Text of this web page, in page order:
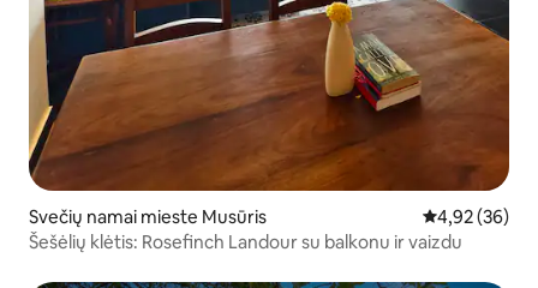
Svečių namai mieste Musūris Vidutinis
4,92 (36)
Šešėlių klėtis: Rosefinch Landour su balkonu ir vaizdu